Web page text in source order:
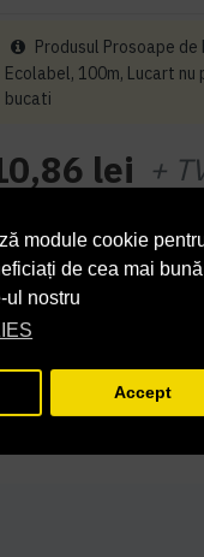
module cookie
de cea mai bună
ul nostru
Accept
lei +
ADAUGĂ ÎN
Produsul Prosoape
Ecolabel, 100m, Lucart
bucati
INTREABA DESPRE ACEST